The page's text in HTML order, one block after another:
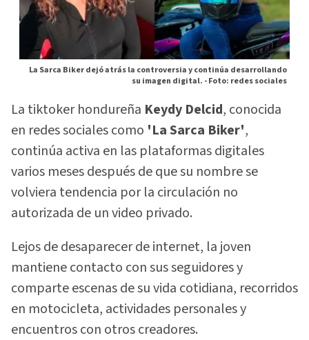
La Sarca Biker dejó atrás la controversia y continúa desarrollando
su imagen digital. -Foto: redes sociales
La tiktoker hondureña Keydy Delcid, conocida
en redes sociales como 'La Sarca Biker',
continúa activa en las plataformas digitales
varios meses después de que su nombre se
volviera tendencia por la circulación no
autorizada de un video privado.
Lejos de desaparecer de internet, la joven
mantiene contacto con sus seguidores y
comparte escenas de su vida cotidiana, recorridos
en motocicleta, actividades personales y
encuentros con otros creadores.